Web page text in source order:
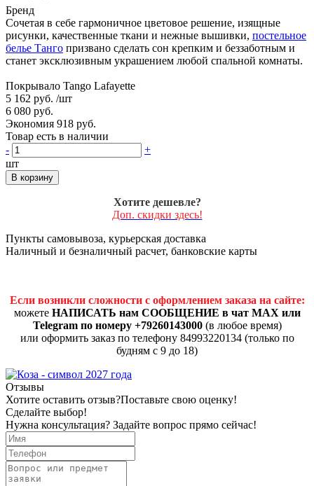
Бренд
Сочетая в себе гармоничное цветовое решение, изящные
рисунки, качественные ткани и нежные вышивки, постельное
белье Танго призвано сделать сон крепким и беззаботным и
станет эксклюзивным украшением любой спальной комнаты.
Покрывало Tango Lafayette
5 162 руб. /шт
6 080 руб.
Экономия 918 руб.
Товар есть в наличии
-
+
шт
В корзину
Хотите дешевле?
Доп. скидки здесь!
Пункты самовывоза, курьерская доставка
Наличный и безналичный расчет, банковские карты
Если возникли сложности с оформлением заказа на сайте:
можете НАПИСАТЬ нам СООБЩЕНИЕ в чат MAX или
Telegram по номеру +79260143000(в любое время)
или оформить заказ по телефону 84993220134 (только по
будням с 9 до 18)
Отзывы
Хотите оставить отзыв?Поставьте свою оценку!
Сделайте выбор!
Нужна консультация? Задайте вопрос прямо сейчас!